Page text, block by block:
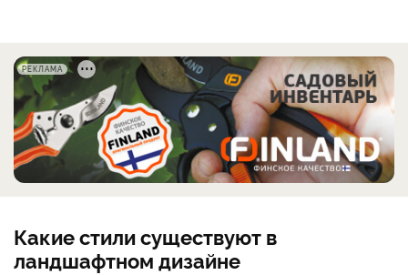
РЕКЛАМА
Какие стили существуют в
ландшафтном дизайне